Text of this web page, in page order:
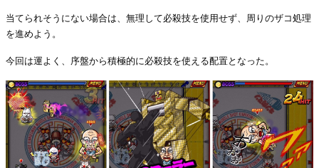
当てられそうにない場合は、無理して必殺技を使用せず、周りのザコ処理
を進めよう。
今回は運よく、序盤から積極的に必殺技を使える配置となった。